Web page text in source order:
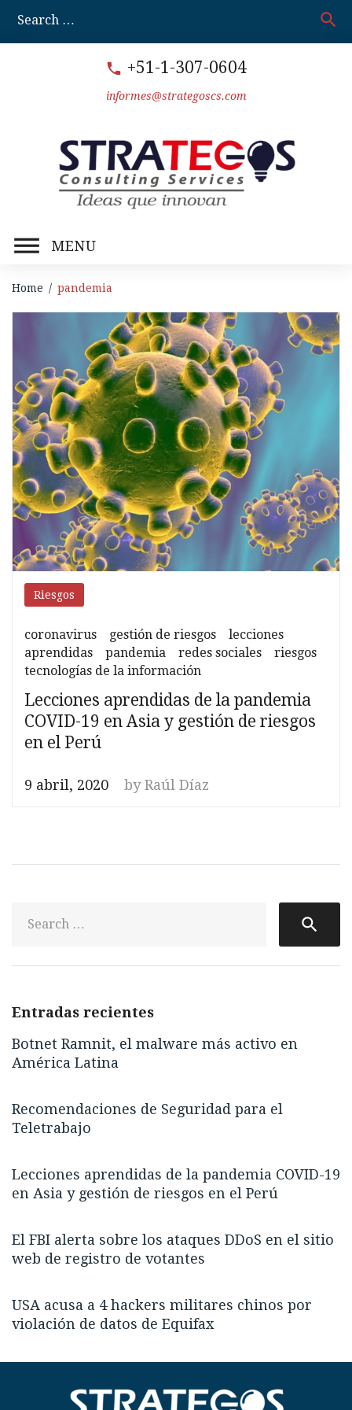
content
search
call +51-1-307-0604
informes@strategoscs.com
MENU
Home / pandemia
Etiqueta:
pandemia
Riesgos
coronavirus gestión de riesgos
lecciones
aprendidas
pandemia redes sociales
riesgos
tecnologías de la información
Lecciones aprendidas de la pandemia
COVID-19 en Asia y gestión de riesgos
en el Perú
9 abril, 2020 byRaúl Díaz
search
Entradas recientes
Botnet Ramnit, el malware más activo en
América Latina
Recomendaciones de Seguridad para el
Teletrabajo
Lecciones aprendidas de la pandemia COVID-19
en Asia y gestión de riesgos en el Perú
El FBI alerta sobre los ataques DDoS en el sitio
web de registro de votantes
USA acusa a 4 hackers militares chinos por
violación de datos de Equifax